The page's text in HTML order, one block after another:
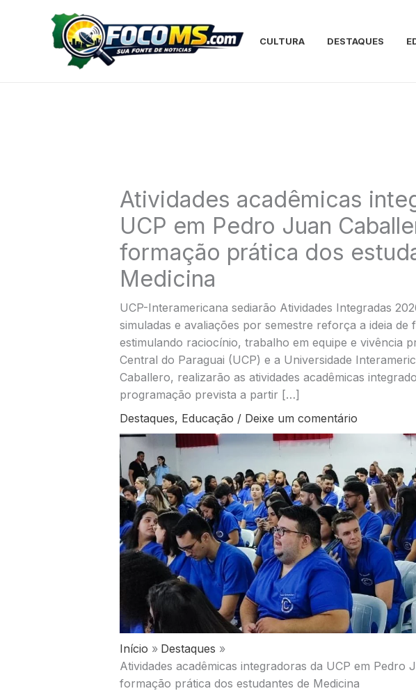
CULTURA DESTAQUES
Atividades acadêmicas
UCP em Pedro Juan
formação prática dos
Medicina
UCP-Interamericana sediarão Atividades Integradas
simuladas e avaliações por semestre reforça a ideia de
estimulando raciocínio, trabalho em equipe e vivência
Central do Paraguai (UCP) e a Universidade
Caballero, realizarão as atividades acadêmicas
programação prevista a partir […]
Destaques, Educação / Deixe um comentário
Início
Destaques
Atividades acadêmicas integradoras da UCP em Pedro
formação prática dos estudantes de Medicina